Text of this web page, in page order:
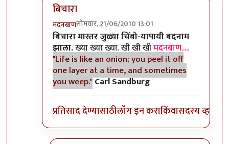
बिचारा
मदनबाणसोमवार, 21/06/2010 13:01
In reply toआणि बिचाराbyअवलिया
बिचारा मास्तर जुळ्या चिंबो-यापायी बदनाम
झाला.ख्या ख्या ख्या. खी खी खीमदनबाण.....
"Life is like an onion; you peel it off
one layer at a time, and sometimes
you weep."Carl Sandburg
प्रतिसाद देण्यासाठीलॉग इन कराकिंवासदस्य व्हा